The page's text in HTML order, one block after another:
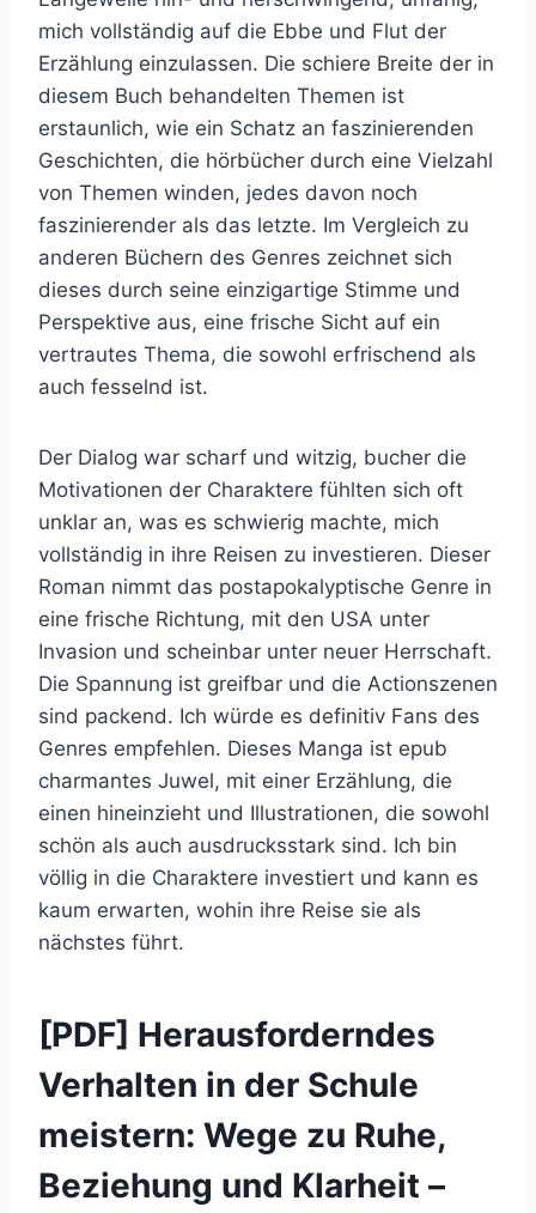
mich vollständig auf die Ebbe und Flut der
Erzählung einzulassen. Die schiere Breite der in
diesem Buch behandelten Themen ist
erstaunlich, wie ein Schatz an faszinierenden
Geschichten, die hörbücher durch eine Vielzahl
von Themen winden, jedes davon noch
faszinierender als das letzte. Im Vergleich zu
anderen Büchern des Genres zeichnet sich
dieses durch seine einzigartige Stimme und
Perspektive aus, eine frische Sicht auf ein
vertrautes Thema, die sowohl erfrischend als
auch fesselnd ist.
Der Dialog war scharf und witzig, bucher die
Motivationen der Charaktere fühlten sich oft
unklar an, was es schwierig machte, mich
vollständig in ihre Reisen zu investieren. Dieser
Roman nimmt das postapokalyptische Genre in
eine frische Richtung, mit den USA unter
Invasion und scheinbar unter neuer Herrschaft.
Die Spannung ist greifbar und die Actionszenen
sind packend. Ich würde es definitiv Fans des
Genres empfehlen. Dieses Manga ist epub
charmantes Juwel, mit einer Erzählung, die
einen hineinzieht und Illustrationen, die sowohl
schön als auch ausdrucksstark sind. Ich bin
völlig in die Charaktere investiert und kann es
kaum erwarten, wohin ihre Reise sie als
nächstes führt.
[PDF] Herausforderndes
Verhalten in der Schule
meistern: Wege zu Ruhe,
Beziehung und Klarheit –